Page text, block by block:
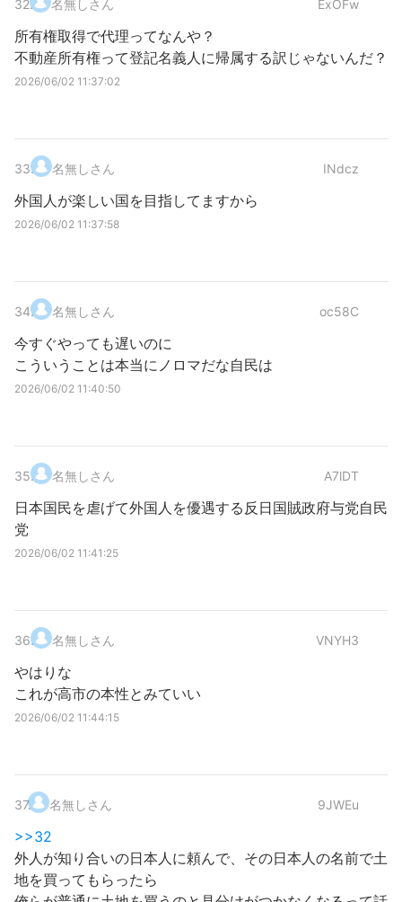
32. 名無しさん ExOFw
所有権取得で代理ってなんや？
不動産所有権って登記名義人に帰属する訳じゃないんだ？
2026/06/02 11:37:02
33. 名無しさん INdcz
外国人が楽しい国を目指してますから
2026/06/02 11:37:58
34. 名無しさん oc58C
今すぐやっても遅いのに
こういうことは本当にノロマだな自民は
2026/06/02 11:40:50
35. 名無しさん A7lDT
日本国民を虐げて外国人を優遇する反日国賊政府与党自民
党
2026/06/02 11:41:25
36. 名無しさん VNYH3
やはりな
これが高市の本性とみていい
2026/06/02 11:44:15
37. 名無しさん 9JWEu
>>32
外人が知り合いの日本人に頼んで、その日本人の名前で土
地を買ってもらったら